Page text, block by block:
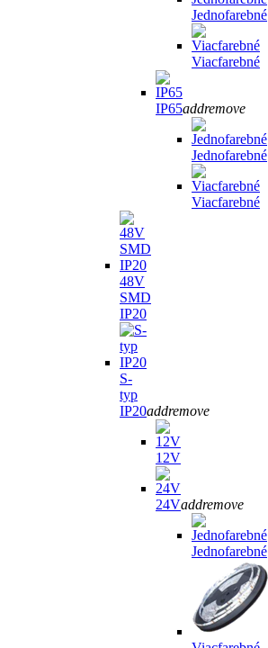
Jednofarebné
Viacfarebné
IP65addremove
Jednofarebné
Viacfarebné
48V
SMD
IP20
S-
typ
IP20addremove
12V
24Vaddremove
Jednofarebné